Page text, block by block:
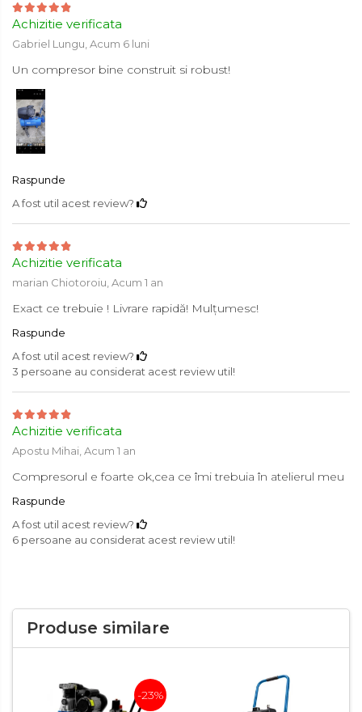
Achizitie verificata
Gabriel Lungu, Acum 6 luni
Un compresor bine construit si robust!
Raspunde
A fost util acest review?
Achizitie verificata
marian Chiotoroiu, Acum 1 an
Exact ce trebuie ! Livrare rapidă! Mulțumesc!
Raspunde
A fost util acest review?
3 persoane au considerat acest review util!
Achizitie verificata
Apostu Mihai, Acum 1 an
Compresorul e foarte ok,cea ce îmi trebuia în atelierul meu
Raspunde
A fost util acest review?
6 persoane au considerat acest review util!
Produse similare
-23%